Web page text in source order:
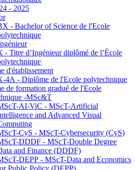
- 2025
- Bachelor of Science de l'Ecole
- Titre d’Ingénieur diplômé de l’École
d'établissement
4A - Diplôme de l'Ecole polytechnique
de formation gradué de l'Ecole
-MSc&T
AI-ViC - MScT-Artificial
and Advanced Visual
CyS - MScT-Cybersecurity (CyS)
DDDF - MScT-Double Degree
and Finance (DDDF)
DEPP - MScT-Data and Economics
Public Policy (DEPP)